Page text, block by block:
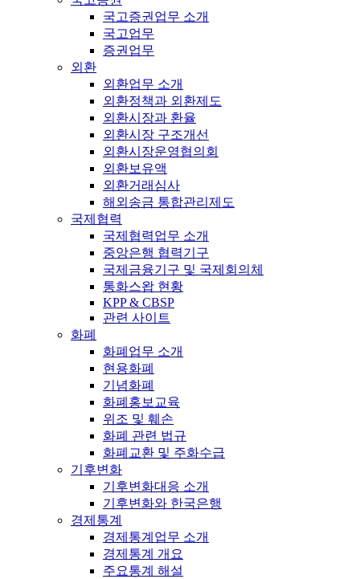
국고증권업무 소개
국고업무
증권업무
외환
외환업무 소개
외환정책과 외환제도
외환시장과 환율
외환시장 구조개선
외환시장운영협의회
외환보유액
외환거래심사
해외송금 통합관리제도
국제협력
국제협력업무 소개
중앙은행 협력기구
국제금융기구 및 국제회의체
통화스왑 현황
KPP & CBSP
관련 사이트
화폐
화폐업무 소개
현용화폐
기념화폐
화폐홍보교육
위조 및 훼손
화폐 관련 법규
화폐교환 및 주화수급
기후변화
기후변화대응 소개
기후변화와 한국은행
경제통계
경제통계업무 소개
경제통계 개요
주요통계 해설